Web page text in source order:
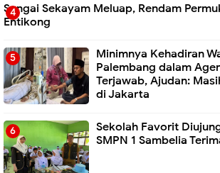
Sungai Sekayam Meluap, Rendam
Entikong
Minimnya Kehadiran
Palembang dalam
Terjawab, Ajudan:
di Jakarta
Sekolah Favorit
SMPN 1 Sambelia